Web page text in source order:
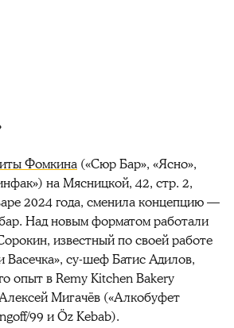
Фомкина («Сюр Бар», «Ясно»,
на Мясницкой, 42, стр. 2,
2024 года, сменила концепцию —
Над новым форматом работали
известный по своей работе
Васечка», су-шеф Батис Адилов,
опыт в Remy Kitchen Bakery
Мигачёв («Алкобуфет
99 и Öz Kebab).